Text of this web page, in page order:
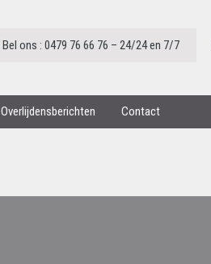
Bel ons : 0479 76 66 76 – 24/24 en 7/7
Overlijdensberichten Contact